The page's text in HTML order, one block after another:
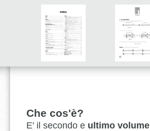
Che cos'è?
E' il secondo e ultimo volume